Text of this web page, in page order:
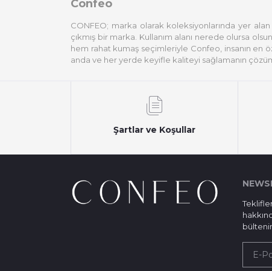
Confeo
CONFEO; marka olarak koleksiyonlarında yer
çıkmış bir marka. Kullanım alanı nerede olursa
hem rahat kumaş seçimleriyle Confeo, insanın en
anda ve her yerde keyifle kaliteyi sağlamanın
Şartlar ve Koşullar